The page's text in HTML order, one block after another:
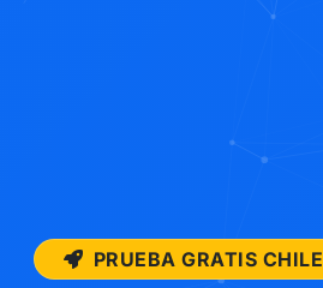
PRUEBA GRATIS CHILE